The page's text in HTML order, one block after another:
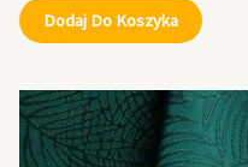
Dodaj Do Koszyka